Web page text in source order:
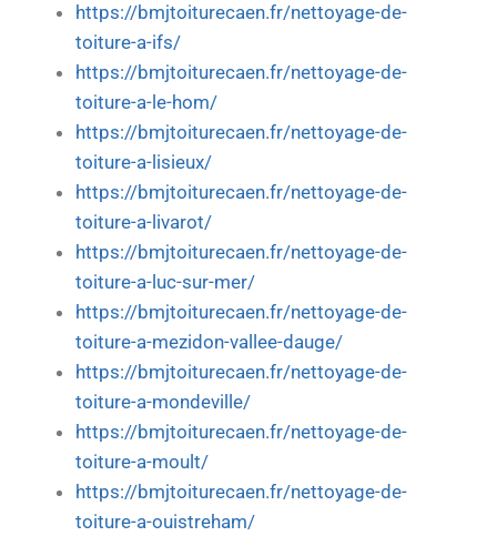
https://bmjtoiturecaen.fr/nettoyage-de-
toiture-a-ifs/
https://bmjtoiturecaen.fr/nettoyage-de-
toiture-a-le-hom/
https://bmjtoiturecaen.fr/nettoyage-de-
toiture-a-lisieux/
https://bmjtoiturecaen.fr/nettoyage-de-
toiture-a-livarot/
https://bmjtoiturecaen.fr/nettoyage-de-
toiture-a-luc-sur-mer/
https://bmjtoiturecaen.fr/nettoyage-de-
toiture-a-mezidon-vallee-dauge/
https://bmjtoiturecaen.fr/nettoyage-de-
toiture-a-mondeville/
https://bmjtoiturecaen.fr/nettoyage-de-
toiture-a-moult/
https://bmjtoiturecaen.fr/nettoyage-de-
toiture-a-ouistreham/